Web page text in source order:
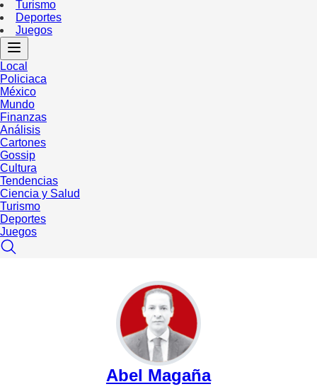
Turismo
Deportes
Juegos
Local
Policiaca
México
Mundo
Finanzas
Análisis
Cartones
Gossip
Cultura
Tendencias
Ciencia y Salud
Turismo
Deportes
Juegos
Abel Magaña